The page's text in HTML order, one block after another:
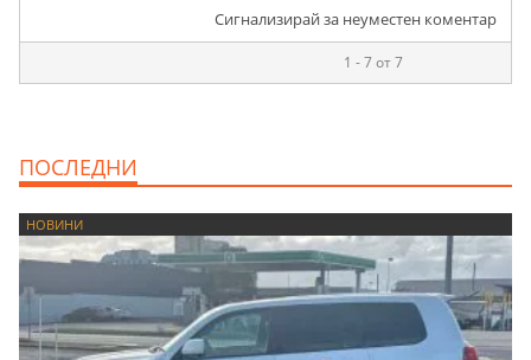
Сигнализирай за неуместен коментар
1 - 7 от 7
ПОСЛЕДНИ
НОВИНИ